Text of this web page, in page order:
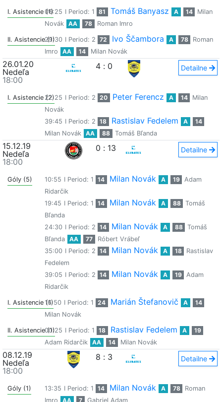
I. Asistencie (1)06:25 I Period: 1 81 Tomáš Banyasz A 14
Milan
Novák
AA 78 Roman Imro
II. Asistencie (1)
29:30 I Period: 2 72 Ivo Ščambora A 78
Roman
Imro
AA 14 Milan Novák
26.01.20
Nedeľa
18:00
4 : 0 Detailne
I. Asistencie (2)22:25 I Period: 2 20 Peter Ferencz A 14
Milan
Novák
39:45 I Period: 2 18 Rastislav Fedelem A
14
Milan Novák
AA 88 Tomáš Bľanda
15.12.19
Nedeľa
18:00
0 : 13 Detailne
Góly (5) 10:55 I Period: 1 14 Milan Novák A 19
Adam
Ridarčik
19:45 I Period: 1 14 Milan Novák A 88
Tomáš
Bľanda
24:30 I Period: 2 14 Milan Novák A 88
Tomáš
Bľanda
AA 77
Róbert Vrábeľ
35:00 I Period: 2 14 Milan Novák A 18
Rastislav
Fedelem
39:05 I Period: 2 14 Milan Novák A 19
Adam
Ridarčik
I. Asistencie (1)16:50 I Period: 1 24 Marián Štefanovič A
14
Milan Novák
II. Asistencie (1)
00:25 I Period: 1 18 Rastislav Fedelem A
19
Adam Ridarčik
AA 14 Milan Novák
08.12.19
Nedeľa
18:00
8 : 3 Detailne
Góly (1) 13:35 I Period: 1 14 Milan Novák A 78
Roman
Imro
AA 7 Gabriel Adam